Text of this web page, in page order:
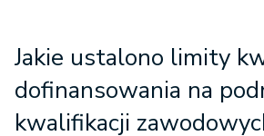
Jakie ustalono limity
dofinansowania na
kwalifikacji